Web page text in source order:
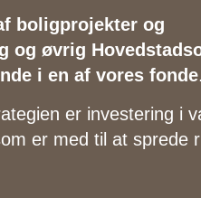
boligprojekter og
og øvrig
i en af vores fonde.
er investering i
er med til at sprede